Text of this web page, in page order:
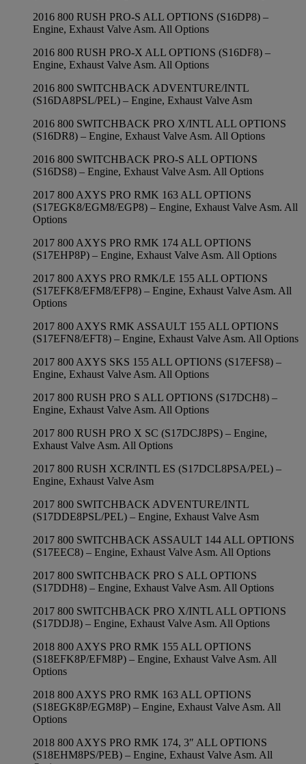
2016 800 RUSH PRO-S ALL OPTIONS (S16DP8) –
Engine, Exhaust Valve Asm. All Options
2016 800 RUSH PRO-X ALL OPTIONS (S16DF8) –
Engine, Exhaust Valve Asm. All Options
2016 800 SWITCHBACK ADVENTURE/INTL
(S16DA8PSL/PEL) – Engine, Exhaust Valve Asm
2016 800 SWITCHBACK PRO X/INTL ALL OPTIONS
(S16DR8) – Engine, Exhaust Valve Asm. All Options
2016 800 SWITCHBACK PRO-S ALL OPTIONS
(S16DS8) – Engine, Exhaust Valve Asm. All Options
2017 800 AXYS PRO RMK 163 ALL OPTIONS
(S17EGK8/EGM8/EGP8) – Engine, Exhaust Valve Asm. All
Options
2017 800 AXYS PRO RMK 174 ALL OPTIONS
(S17EHP8P) – Engine, Exhaust Valve Asm. All Options
2017 800 AXYS PRO RMK/LE 155 ALL OPTIONS
(S17EFK8/EFM8/EFP8) – Engine, Exhaust Valve Asm. All
Options
2017 800 AXYS RMK ASSAULT 155 ALL OPTIONS
(S17EFN8/EFT8) – Engine, Exhaust Valve Asm. All Options
2017 800 AXYS SKS 155 ALL OPTIONS (S17EFS8) –
Engine, Exhaust Valve Asm. All Options
2017 800 RUSH PRO S ALL OPTIONS (S17DCH8) –
Engine, Exhaust Valve Asm. All Options
2017 800 RUSH PRO X SC (S17DCJ8PS) – Engine,
Exhaust Valve Asm. All Options
2017 800 RUSH XCR/INTL ES (S17DCL8PSA/PEL) –
Engine, Exhaust Valve Asm
2017 800 SWITCHBACK ADVENTURE/INTL
(S17DDE8PSL/PEL) – Engine, Exhaust Valve Asm
2017 800 SWITCHBACK ASSAULT 144 ALL OPTIONS
(S17EEC8) – Engine, Exhaust Valve Asm. All Options
2017 800 SWITCHBACK PRO S ALL OPTIONS
(S17DDH8) – Engine, Exhaust Valve Asm. All Options
2017 800 SWITCHBACK PRO X/INTL ALL OPTIONS
(S17DDJ8) – Engine, Exhaust Valve Asm. All Options
2018 800 AXYS PRO RMK 155 ALL OPTIONS
(S18EFK8P/EFM8P) – Engine, Exhaust Valve Asm. All
Options
2018 800 AXYS PRO RMK 163 ALL OPTIONS
(S18EGK8P/EGM8P) – Engine, Exhaust Valve Asm. All
Options
2018 800 AXYS PRO RMK 174, 3″ ALL OPTIONS
(S18EHM8PS/PEB) – Engine, Exhaust Valve Asm. All